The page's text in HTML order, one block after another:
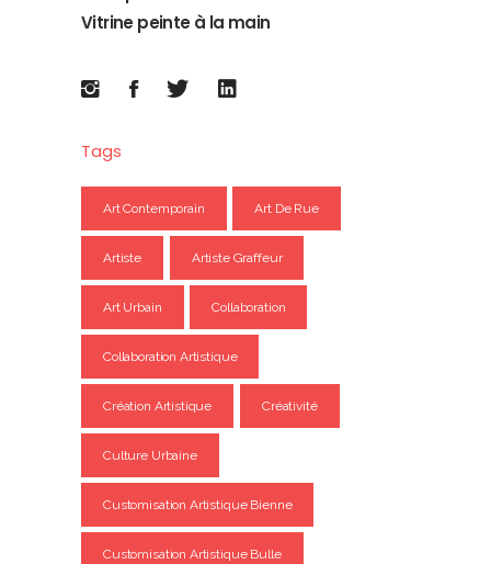
Vitrine peinte à la main
Tags
Art Contemporain Art De Rue
Artiste Artiste Graffeur
Art Urbain Collaboration
Collaboration Artistique
Création Artistique Créativité
Culture Urbaine
Customisation Artistique Bienne
Customisation Artistique Bulle